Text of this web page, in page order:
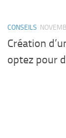
CONSEILS
Création
optez pour